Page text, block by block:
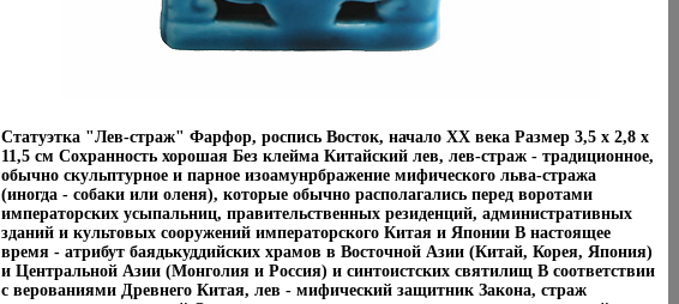
Статуэтка "Лев-страж" Фарфор, роспись Восток, начало ХX века Размер 3,5 х 2,8 х
11,5 см Сохранность хорошая Без клейма Китайский лев, лев-страж - традиционное,
обычно скульптурное и парное изоамунрбражение мифического льва-стража
(иногда - собаки или оленя), которые обычно располагались перед воротами
императорских усыпальниц, правительственных резиденций, административных
зданий и культовых сооружений императорского Китая и Японии В настоящее
время - атрибут баядькуддийских храмов в Восточной Азии (Китай, Корея, Япония)
и Центральной Азии (Монголия и Россия) и синтоистских святилищ В соответствии
с верованиями Древнего Китая, лев - мифический защитник Закона, страж